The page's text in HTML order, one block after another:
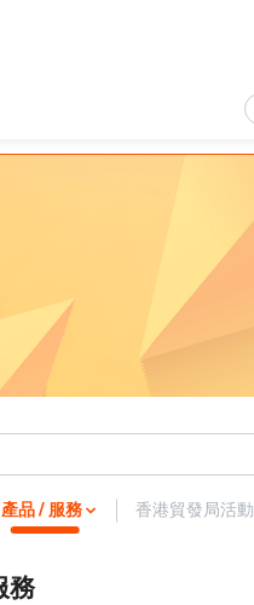
產品 / 服務 香港貿發局活動
務